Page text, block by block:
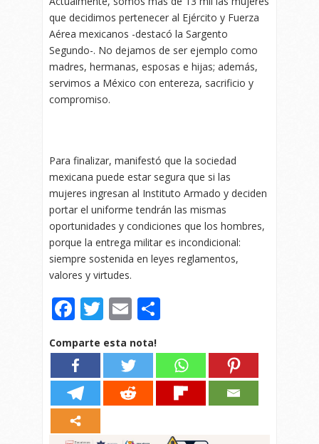
que decidimos pertenecer al Ejército y Fuerza
Aérea mexicanos -destacó la Sargento
Segundo-. No dejamos de ser ejemplo como
madres, hermanas, esposas e hijas; además,
servimos a México con entereza, sacrificio y
compromiso.
Para finalizar, manifestó que la sociedad
mexicana puede estar segura que si las
mujeres ingresan al Instituto Armado y deciden
portar el uniforme tendrán las mismas
oportunidades y condiciones que los hombres,
porque la entrega militar es incondicional:
siempre sostenida en leyes reglamentos,
valores y virtudes.
Facebook
Twitter
Email
Comparte esta nota!